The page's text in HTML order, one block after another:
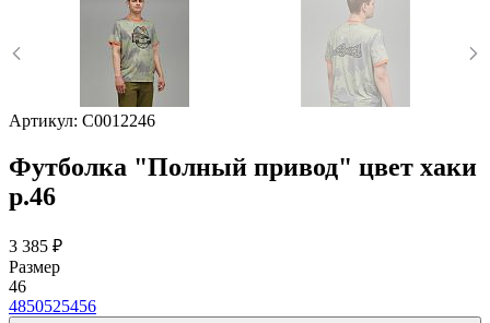
Артикул: C0012246
Футболка "Полный привод" цвет хаки
р.46
3 385 ₽
Размер
46
4850525456